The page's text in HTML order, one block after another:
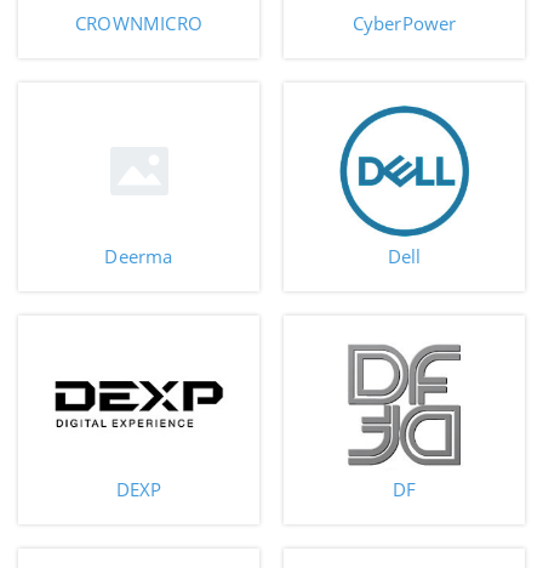
CROWNMICRO CyberPower
Deerma Dell
DEXP DF